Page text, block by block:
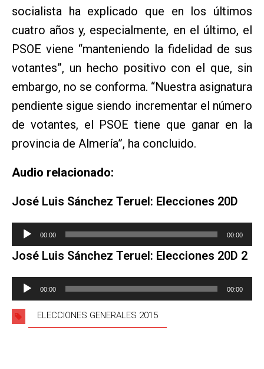
socialista ha explicado que en los últimos
cuatro años y, especialmente, en el último, el
PSOE viene “manteniendo la fidelidad de sus
votantes”, un hecho positivo con el que, sin
embargo, no se conforma. “Nuestra asignatura
pendiente sigue siendo incrementar el número
de votantes, el PSOE tiene que ganar en la
provincia de Almería”, ha concluido.
Audio relacionado:
José Luis Sánchez Teruel: Elecciones 20D
Reproductor
audio
00:00 00:00
José Luis Sánchez Teruel: Elecciones 20D 2
Reproductor
audio
00:00 00:00
ELECCIONES GENERALES 2015